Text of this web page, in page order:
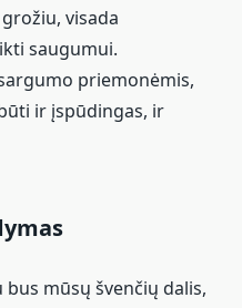
visada
saugumui.
priemonėmis,
ir įspūdingas, ir
bus mūsų švenčių dalis,